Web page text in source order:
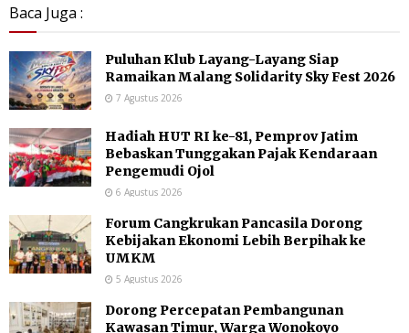
Baca Juga :
Puluhan Klub Layang-Layang Siap
Ramaikan Malang Solidarity Sky Fest 2026
7 Agustus 2026
Hadiah HUT RI ke-81, Pemprov Jatim
Bebaskan Tunggakan Pajak Kendaraan
Pengemudi Ojol
6 Agustus 2026
Forum Cangkrukan Pancasila Dorong
Kebijakan Ekonomi Lebih Berpihak ke
UMKM
5 Agustus 2026
Dorong Percepatan Pembangunan
Kawasan Timur, Warga Wonokoyo